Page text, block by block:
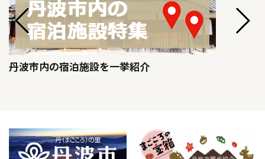
丹波市内の宿泊施設を一挙紹介